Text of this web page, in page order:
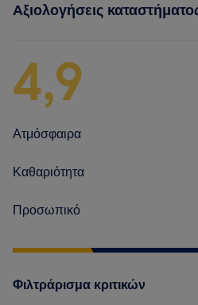
Αξιολογήσεις
4,9
Ατμόσφαιρα
Καθαριότητα
Προσωπικό
Φιλτράρισμα κριτικών